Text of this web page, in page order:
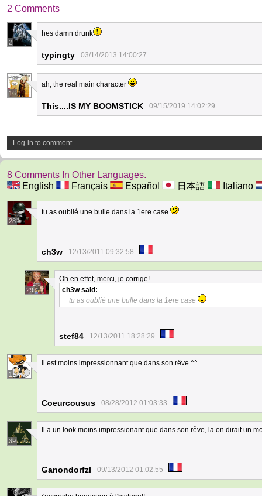
2 Comments
2
hes damn drunk
typingty 03/14/2013 14:00:27
16
ah, the real main character
This....IS MY BOOMSTICK 09/15/2019 14:02:29
Log-in to comment
8 Comments In Other Languages.
English
Français Español 日本語 Italiano
28
tu as oublié une bulle dans la 1ere case
ch3w 12/13/2011 09:32:58
29
Oh en effet, merci, je corrige!
ch3wsaid:
tu as oublié une bulle dans la 1ere case
stef84 12/13/2011 18:28:29
1
il est moins impressionnant que dans son rêve ^^
Coeurcousus 08/28/2012 01:03:33
39
Il a un look moins impressionant que dans son rêve, la on dirait un
Ganondorfzl 09/13/2012 01:02:55